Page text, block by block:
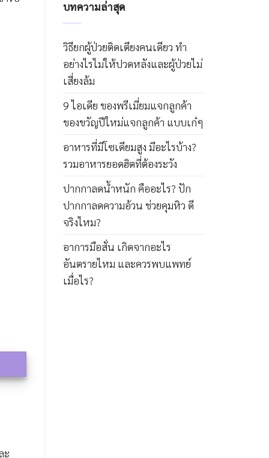
ะ
บทความล่าสุด
วิธียกผู้ป่วยติดเตียงคนเดียว ทำ
อย่างไรไม่ให้ปวดหลังและผู้ป่วยไม่
เสี่ยงล้ม
9 ไอเดีย ของพรีเมี่ยมแจกลูกค้า
ของขวัญปีใหม่แจกลูกค้า แบบเก๋ๆ
อาหารที่มีโซเดียมสูง มีอะไรบ้าง?
รวมอาหารยอดฮิตที่ต้องระวัง
ปากกาลดน้ำหนัก คืออะไร? ปัก
ปากกาลดความอ้วน ช่วยคุมหิว ดี
จริงไหม?
อาการมือสั่น เกิดจากอะไร
อันตรายไหม และควรพบแพทย์
เมื่อไร?